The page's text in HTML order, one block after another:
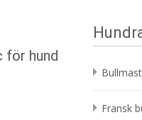
för hund
Fransk